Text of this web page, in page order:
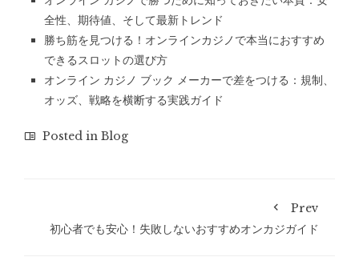
全性、期待値、そして最新トレンド
勝ち筋を見つける！オンラインカジノで本当におすすめ
できるスロットの選び方
オンライン カジノ ブック メーカーで差をつける：規制、
オッズ、戦略を横断する実践ガイド
Posted in Blog
Prev
初心者でも安心！失敗しないおすすめオンカジガイド